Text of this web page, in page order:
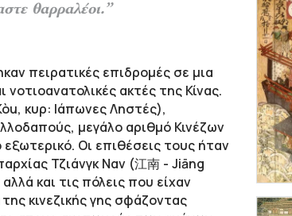
θαρραλέοι.”
πειρατικές επιδρομές σε μια
ακτές της Κίνας.
κυρ: Ιάπωνες Ληστές),
μεγάλο αριθμό Κινέζων
Οι επιθέσεις τους ήταν
Τζιάνγκ Ναν (江南 - Jiāng
και τις πόλεις που είχαν
κινεζικής γης σφάζοντας